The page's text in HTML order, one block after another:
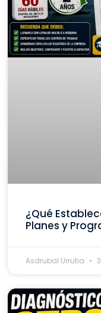
¿Qué
Planes y
Asdrubal Urrutia